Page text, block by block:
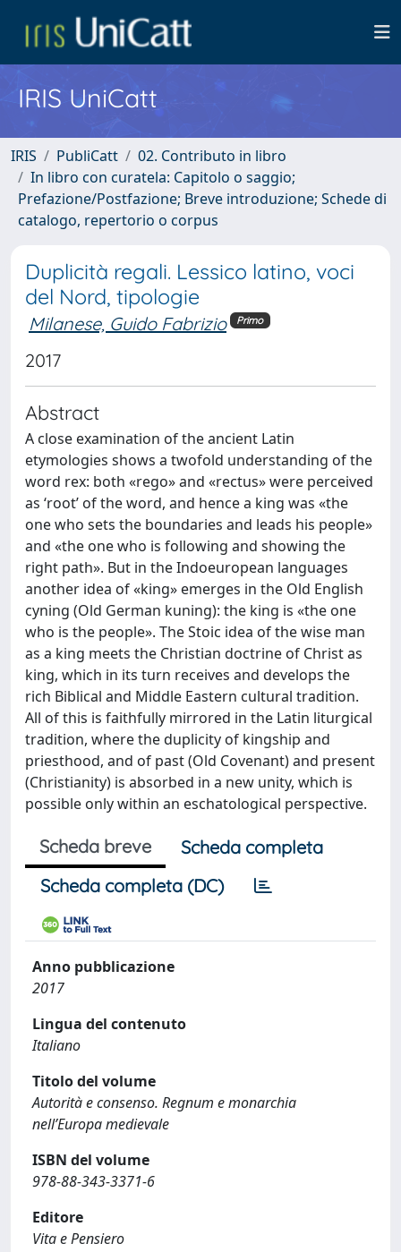
IRIS UniCatt
IRIS PubliCatt
02. Contributo in libro
In libro con curatela: Capitolo o saggio;
Prefazione/Postfazione; Breve introduzione; Schede di
catalogo, repertorio o corpus
Duplicità regali. Lessico latino, voci
del Nord, tipologie
Milanese, Guido Fabrizio Primo
2017
Abstract
A close examination of the ancient Latin
etymologies shows a twofold understanding of the
word rex: both «rego» and «rectus» were perceived
as ‘root’ of the word, and hence a king was «the
one who sets the boundaries and leads his people»
and «the one who is following and showing the
right path». But in the Indoeuropean languages
another idea of «king» emerges in the Old English
cyning (Old German kuning): the king is «the one
who is the people». The Stoic idea of the wise man
as a king meets the Christian doctrine of Christ as
king, which in its turn receives and develops the
rich Biblical and Middle Eastern cultural tradition.
All of this is faithfully mirrored in the Latin liturgical
tradition, where the duplicity of kingship and
priesthood, and of past (Old Covenant) and present
(Christianity) is absorbed in a new unity, which is
possible only within an eschatological perspective.
Scheda breve
Scheda completa
Scheda completa (DC)
Anno pubblicazione
2017
Lingua del contenuto
Italiano
Titolo del volume
Autorità e consenso. Regnum e monarchia
nell’Europa medievale
ISBN del volume
978-88-343-3371-6
Editore
Vita e Pensiero